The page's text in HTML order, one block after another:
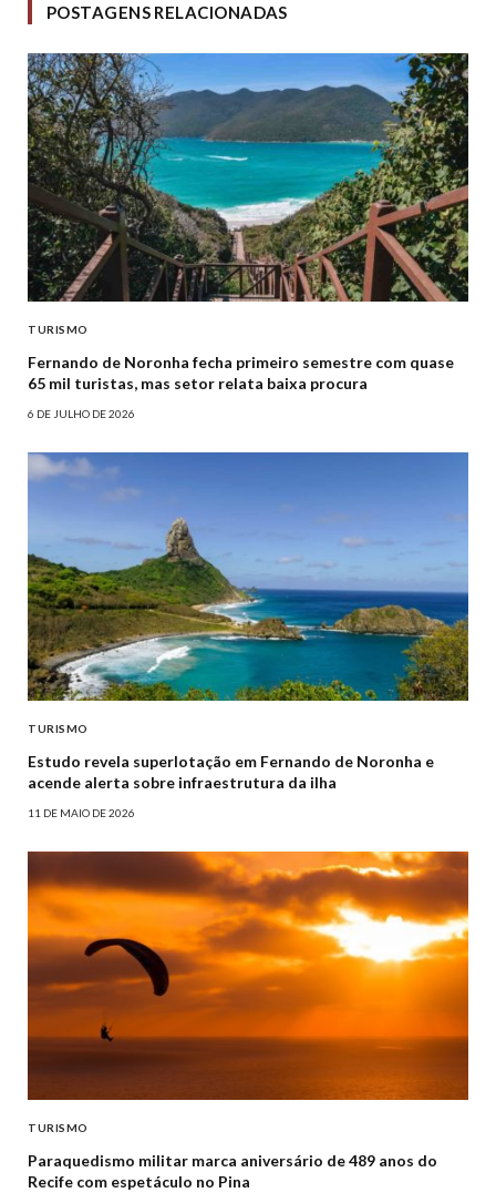
POSTAGENS RELACIONADAS
TURISMO
Fernando de Noronha fecha primeiro semestre com quase
65 mil turistas, mas setor relata baixa procura
6 DE JULHO DE 2026
TURISMO
Estudo revela superlotação em Fernando de Noronha e
acende alerta sobre infraestrutura da ilha
11 DE MAIO DE 2026
TURISMO
Paraquedismo militar marca aniversário de 489 anos do
Recife com espetáculo no Pina